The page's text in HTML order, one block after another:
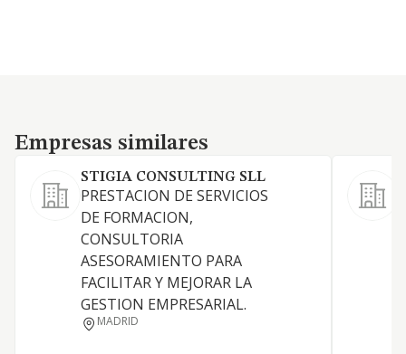
Empresas similares
Empresas similares
STIGIA CONSULTING SLL
PRESTACION DE SERVICIOS
DE FORMACION,
CONSULTORIA
ASESORAMIENTO PARA
FACILITAR Y MEJORAR LA
GESTION EMPRESARIAL.
MADRID